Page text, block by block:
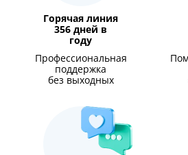
Горячая линия
356 дней в
году
Профессиональная
поддержка
без выходных